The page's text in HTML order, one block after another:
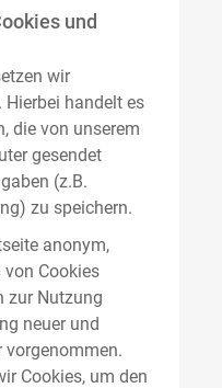
und
wir
Hierbei handelt es
die von unserem
gesendet
(z.B.
zu speichern.
anonym,
von Cookies
zur Nutzung
neuer und
vorgenommen.
Cookies, um den